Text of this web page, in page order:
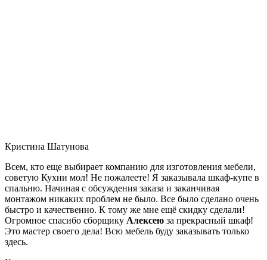
Кристина Шатунова
Всем, кто еще выбирает компанию для изготовления мебели,
советую Кухни мол! Не пожалеете! Я заказывала шкаф-купе в
спальню. Начиная с обсуждения заказа и заканчивая
монтажом никаких проблем не было. Все было сделано очень
быстро и качественно. К тому же мне ещё скидку сделали!
Огромное спасибо сборщику Алексею за прекрасный шкаф!
Это мастер своего дела! Всю мебель буду заказывать только
здесь.